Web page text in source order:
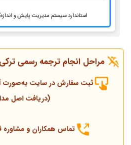
استاندارد سیستم مدیریت پایش و
مراحل انجام ترجمه رسمی ترکی
ثبت سفارش در سایت به‌صورت
(دریافت اصل
تماس همکاران و مشاوره